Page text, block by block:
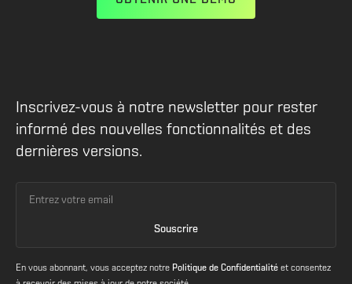
Inscrivez-vous à notre newsletter pour rester
informé des nouvelles fonctionnalités et des
dernières versions.
En vous abonnant, vous acceptez notre Politique de Confidentialité et consentez